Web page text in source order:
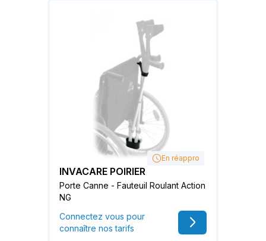
En réappro
INVACARE POIRIER
Porte Canne - Fauteuil Roulant Action
NG
Connectez vous pour
connaître nos tarifs